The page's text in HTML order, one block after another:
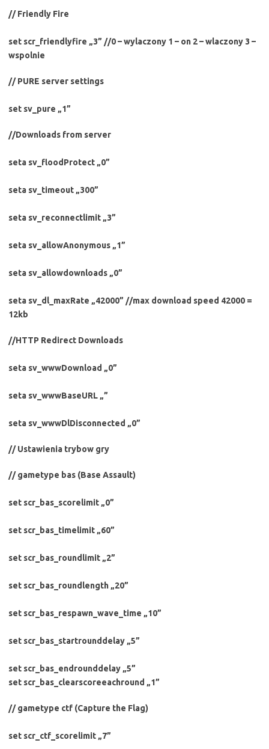
// Friendly Fire
set scr_friendlyfire „3” //0 – wylaczony 1 – on 2 – wlaczony 3 –
wspolnie
// PURE server settings
set sv_pure „1”
//Downloads from server
seta sv_floodProtect „0”
seta sv_timeout „300”
seta sv_reconnectlimit „3”
seta sv_allowAnonymous „1”
seta sv_allowdownloads „0”
seta sv_dl_maxRate „42000” //max download speed 42000 =
12kb
//HTTP Redirect Downloads
seta sv_wwwDownload „0”
seta sv_wwwBaseURL „”
seta sv_wwwDlDisconnected „0”
// Ustawienia trybow gry
// gametype bas (Base Assault)
set scr_bas_scorelimit „0”
set scr_bas_timelimit „60”
set scr_bas_roundlimit „2”
set scr_bas_roundlength „20”
set scr_bas_respawn_wave_time „10”
set scr_bas_startrounddelay „5”
set scr_bas_endrounddelay „5”
set scr_bas_clearscoreeachround „1”
// gametype ctf (Capture the Flag)
set scr_ctf_scorelimit „7”